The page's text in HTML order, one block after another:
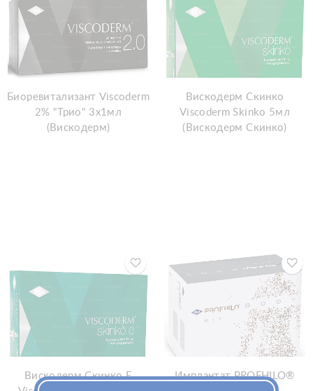
Биоревитализант Viscoderm
2% "Трио" 3х1мл
(Вискодерм)
Вискодерм Скинко
Visсoderm Skinko 5мл
(Вискодерм Скинко)
Вискодерм Скинко Е
Имплантат PROFHILO®